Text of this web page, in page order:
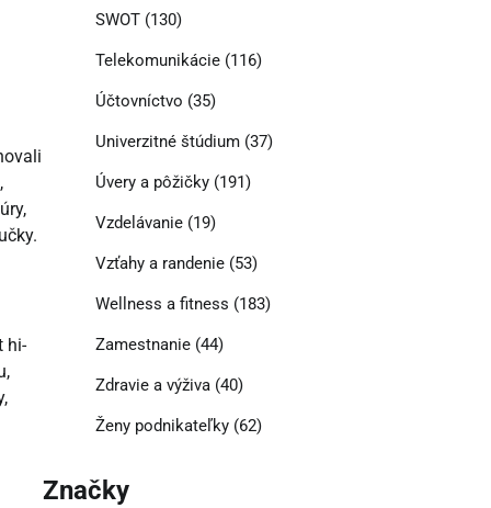
hi-
SWOT(130)
Telekomunikácie(116)
Účtovníctvo (35)
Univerzitné štúdium(37)
Úvery a pôžičky(191)
Vzdelávanie(19)
Vzťahy a randenie(53)
Wellness a fitness (183)
Zamestnanie(44)
Zdravie a výživa(40)
Ženy podnikateľky(62)
Značky